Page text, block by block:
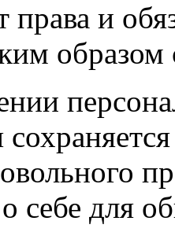
права и
образом
себе для